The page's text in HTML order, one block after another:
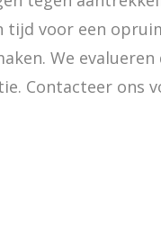
tijd voor een
We
Contacteer ons